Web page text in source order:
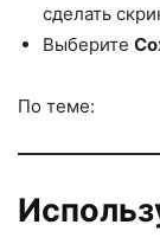
сделать
Выберите
По теме: